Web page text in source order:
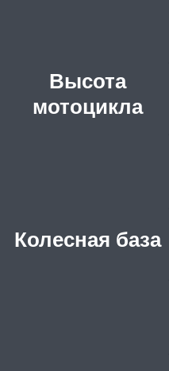
Высота
мотоцикла
Колесная база